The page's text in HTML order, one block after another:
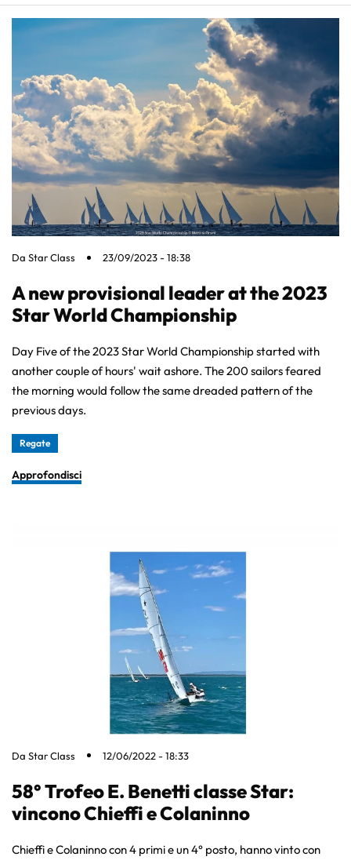
Da Star Class 23/09/2023 - 18:38
A new provisional leader at the 2023
Star World Championship
Day Five of the 2023 Star World Championship started with
another couple of hours' wait ashore. The 200 sailors feared
the morning would follow the same dreaded pattern of the
previous days.
Regate
Approfondisci
Da Star Class 12/06/2022 - 18:33
58° Trofeo E. Benetti classe Star:
vincono Chieffi e Colaninno
Chieffi e Colaninno con 4 primi e un 4° posto, hanno vinto con